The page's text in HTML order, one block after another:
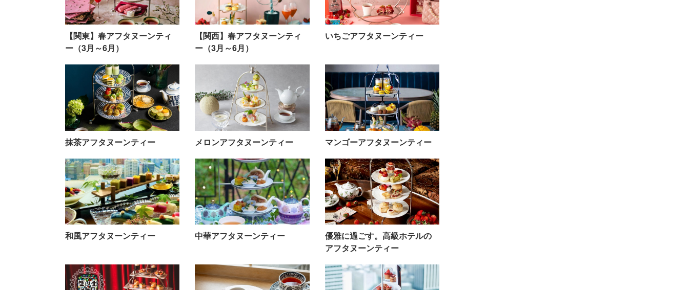
【関東】春アフタヌーンティ
ー（3月～6月）
【関西】春アフタヌーンティ
ー（3月～6月）
いちごアフタヌーンティー
抹茶アフタヌーンティー メロンアフタヌーンティー マンゴーアフタヌーンティー
和風アフタヌーンティー 中華アフタヌーンティー
優雅に過ごす。高級ホテルの
アフタヌーンティー